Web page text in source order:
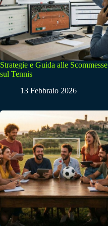
Strategie e Guida alle Scommesse
sul Tennis
13 Febbraio 2026